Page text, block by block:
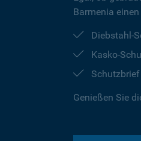
Barmenia
Diebstahl-
Kasko-
Schutzbrief
Genießen Sie